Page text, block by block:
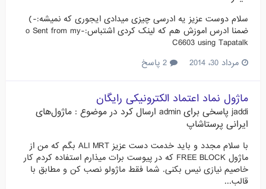
سلام دوست عزیز یه ادرسی چیزی میدادی ایجوری که نمیشه:-)
ضمنا ادرس اموزش هم که لینک کردی اشتباس:-o Sent from my
C6603 using Tapatalk
مرداد 30، 2014
ماژول نماد اعتماد الکترونیکی رایگان
jaddiپاسخی برای admin ارسال کرد در موضوع : ماژول‌های
ایرانی پرستاشاپ
با سلام مجدد و باید خدمت دست عزیز ALI MRT بگم که من از
ماژول FREE BLOCK که در پیوست برات میذارم استفاده کردم کار
خاصیم نیازی نیس بکنی. شما فقط ماژولو نصب کن و مطابق با
قالب...